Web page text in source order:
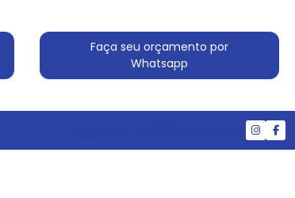
Faça seu orçamento por
Whatsapp